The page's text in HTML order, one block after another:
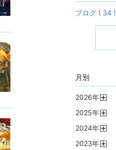
ブログ ( 34 )
月別
2026年
2025年
2024年
2023年